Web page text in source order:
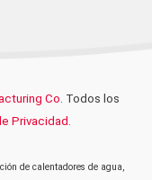
Co. Todos los
Privacidad.
de calentadores de agua,